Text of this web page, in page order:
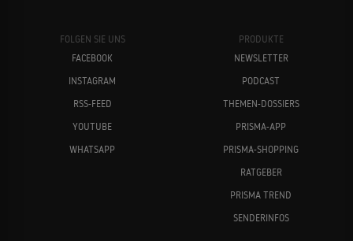
FOLGEN SIE UNS
FACEBOOK
INSTAGRAM
RSS-FEED
YOUTUBE
WHATSAPP
PRODUKTE
NEWSLETTER
PODCAST
THEMEN-DOSSIERS
PRISMA-APP
PRISMA-SHOPPING
RATGEBER
PRISMA TREND
SENDERINFOS